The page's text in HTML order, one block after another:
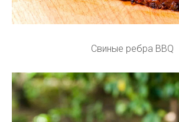
Свиные ребра BBQ